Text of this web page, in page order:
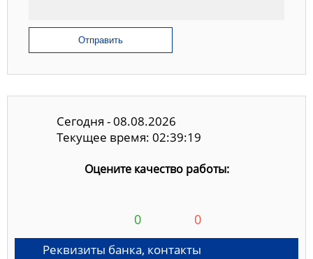
Отправить
Сегодня - 08.08.2026
Текущее время: 02:39:20
Оцените качество работы:
0 0
Реквизиты банка, контакты